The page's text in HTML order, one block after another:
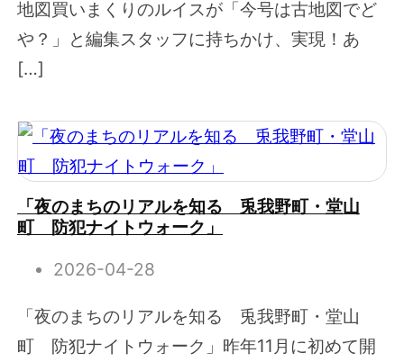
地図買いまくりのルイスが「今号は古地図でど
や？」と編集スタッフに持ちかけ、実現！あ
[…]
「夜のまちのリアルを知る 兎我野町・堂山
町 防犯ナイトウォーク」
2026-04-28
「夜のまちのリアルを知る 兎我野町・堂山
町 防犯ナイトウォーク」昨年11月に初めて開